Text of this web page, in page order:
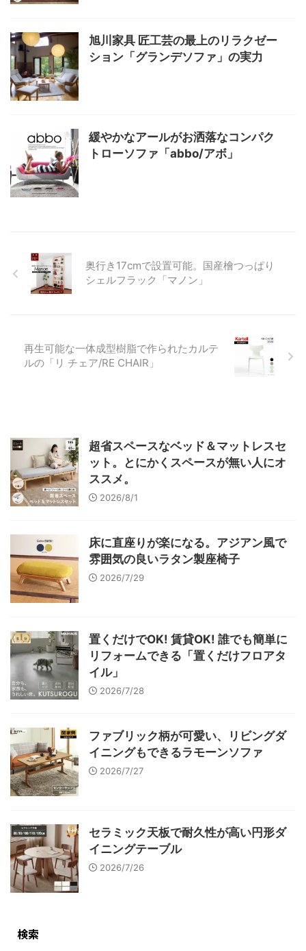
旭川家具 匠工芸の最上のリラクゼー
ション「グランデソファ」の実力
緩やかなアールがお洒落なコンパク
トローソファ「abbo/アボ」
奥行き17cmで設置可能。国産檜つっぱり
シェルフラック「マノン」
再生可能な一体成型樹脂で作られたカルテ
ルの「リ チェア/RE CHAIR」
超省スペースなベッド＆マットレスセ
ット。とにかくスペースが無い人にオ
ススメ。
2026/8/1
床に直座りが楽になる。アジアン風で
雰囲気の良いラタン製座椅子
2026/7/29
置くだけでOK! 賃貸OK! 誰でも簡単に
リフォームできる「置くだけフロアタ
イル」
2026/7/28
ファブリック柄が可愛い、リビングダ
イニングもできるラモーンソファ
2026/7/27
セラミック天板で耐久性が高い円形ダ
イニングテーブル
2026/7/26
検索